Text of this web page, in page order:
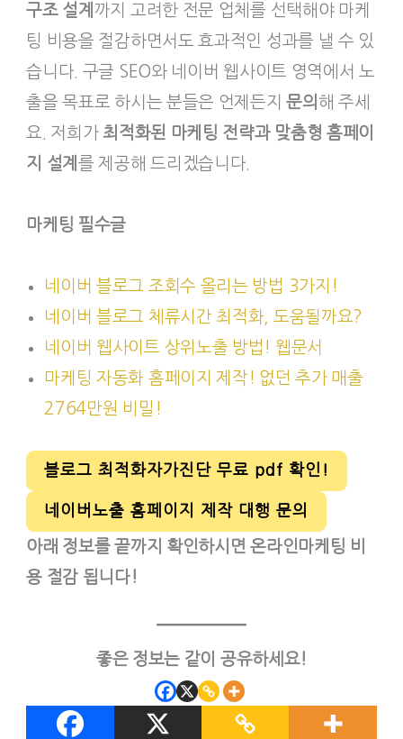
구조 설계 까지 고려한 전문 업체를 선택해야 마케
팅 비용을 절감하면서도 효과적인 성과를 낼 수 있
습니다. 구글 SEO와 네이버 웹사이트 영역에서 노
출을 목표로 하시는 분들은 언제든지문의 해 주세
요. 저희가 최적화된 마케팅 전략과 맞춤형 홈페이
지 설계를 제공해 드리겠습니다.
마케팅 필수글
네이버 블로그 조회수 올리는 방법 3가지!
네이버 블로그 체류시간 최적화, 도움될까요?
네이버 웹사이트 상위노출 방법! 웹문서
마케팅 자동화 홈페이지 제작! 없던 추가 매출
2764만원 비밀!
블로그 최적화자가진단 무료 pdf 확인!
네이버노출 홈페이지 제작 대행 문의
아래 정보를 끝까지 확인하시면 온라인마케팅 비
용 절감 됩니다!
좋은 정보는 같이 공유하세요!